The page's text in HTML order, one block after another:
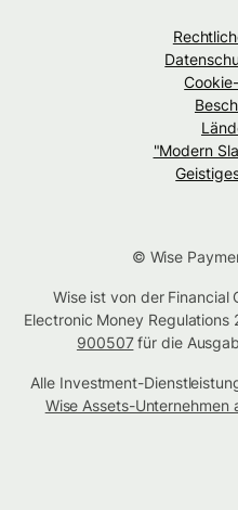
"Modern
© Wise
Wise ist von der
Electronic Money Regulations
900507für die
Alle Investment-
Wise Assets-Unternehmen